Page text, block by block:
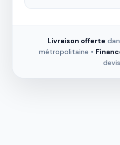
Livraison offerte
métropolitaine •
devis